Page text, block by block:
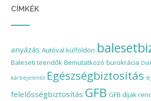
CÍMKÉK
anyázás Autóval külföldön
Baleseti teendők Bemutatkozó bürokrácia
kárbejelentő Egészségbiztosítás
felelősségbiztosítás GFB GFB díjak